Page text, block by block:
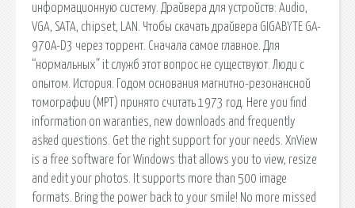
информационную систему. Драйвера для устройств: Audio,
VGA, SATA, chipset, LAN. Чтобы скачать драйвера GIGABYTE GA-
970A-D3 через торрент. Сначала самое главное. Для
“нормальных” it служб этот вопрос не существуют. Люди с
опытом. История. Годом основания магнитно-резонансной
томографии (МРТ) принято считать 1973 год. Here you find
information on waranties, new downloads and frequently
asked questions. Get the right support for your needs. XnView
is a free software for Windows that allows you to view, resize
and edit your photos. It supports more than 500 image
formats. Bring the power back to your smile! No more missed